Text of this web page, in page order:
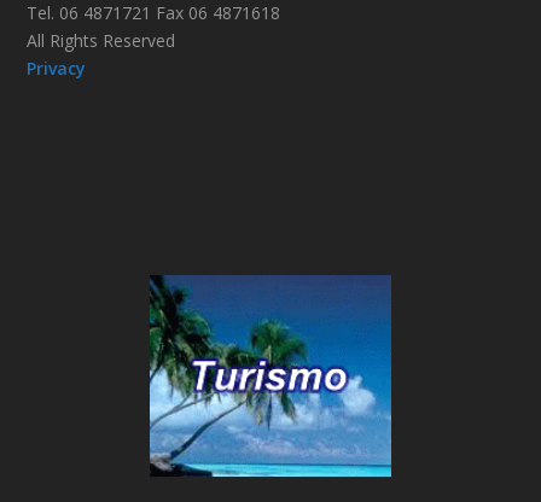
Tel. 06 4871721 Fax 06 4871618
All Rights Reserved
Privacy